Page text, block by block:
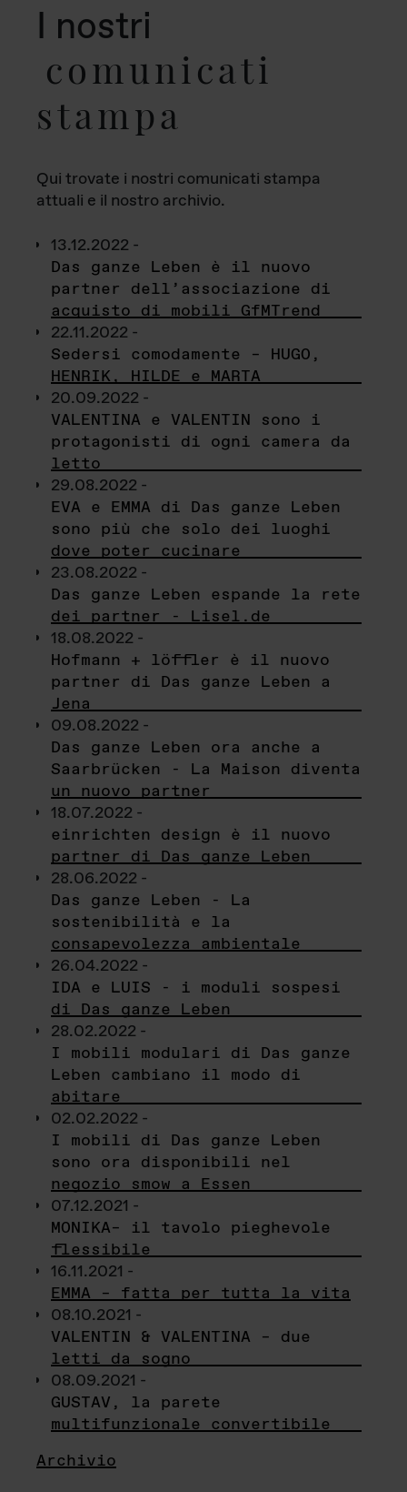
I nostri
comunicati
stampa
Qui trovate i nostri comunicati stampa
attuali e il nostro archivio.
13.12.2022 -
Das ganze Leben è il nuovo
partner dell’associazione di
acquisto di mobili GfMTrend
22.11.2022 -
Sedersi comodamente – HUGO,
HENRIK, HILDE e MARTA
20.09.2022 -
VALENTINA e VALENTIN sono i
protagonisti di ogni camera da
letto
29.08.2022 -
EVA e EMMA di Das ganze Leben
sono più che solo dei luoghi
dove poter cucinare
23.08.2022 -
Das ganze Leben espande la rete
dei partner - Lisel.de
18.08.2022 -
Hofmann + löffler è il nuovo
partner di Das ganze Leben a
Jena
09.08.2022 -
Das ganze Leben ora anche a
Saarbrücken - La Maison diventa
un nuovo partner
18.07.2022 -
einrichten design è il nuovo
partner di Das ganze Leben
28.06.2022 -
Das ganze Leben - La
sostenibilità e la
consapevolezza ambientale
26.04.2022 -
IDA e LUIS - i moduli sospesi
di Das ganze Leben
28.02.2022 -
I mobili modulari di Das ganze
Leben cambiano il modo di
abitare
02.02.2022 -
I mobili di Das ganze Leben
sono ora disponibili nel
negozio smow a Essen
07.12.2021 -
MONIKA– il tavolo pieghevole
flessibile
16.11.2021 -
EMMA – fatta per tutta la vita
08.10.2021 -
VALENTIN & VALENTINA – due
letti da sogno
08.09.2021 -
GUSTAV, la parete
multifunzionale convertibile
Archivio